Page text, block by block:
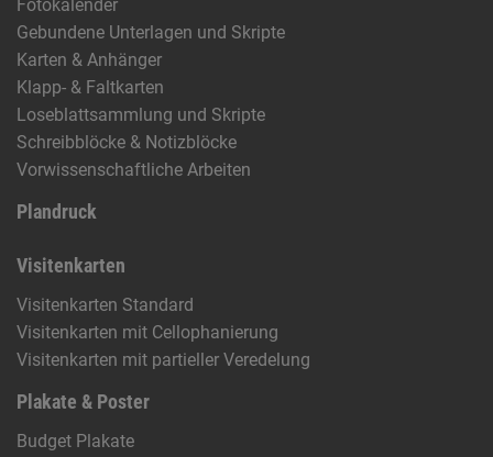
Fotokalender
Gebundene Unterlagen und Skripte
Karten & Anhänger
Klapp- & Faltkarten
Loseblattsammlung und Skripte
Schreibblöcke & Notizblöcke
Vorwissenschaftliche Arbeiten
Plandruck
Visitenkarten
Visitenkarten Standard
Visitenkarten mit Cellophanierung
Visitenkarten mit partieller Veredelung
Plakate & Poster
Budget Plakate